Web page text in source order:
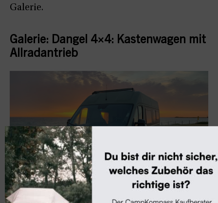
Galerie.
Galerie: Dangel 4×4: Kastenwagen mit
Allradantrieb